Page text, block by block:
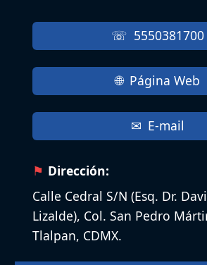
5550381700
Página Web
E-mail
Dirección:
Calle Cedral S/N (Esq. Dr.
Lizalde), Col. San Pedro
Tlalpan, CDMX.